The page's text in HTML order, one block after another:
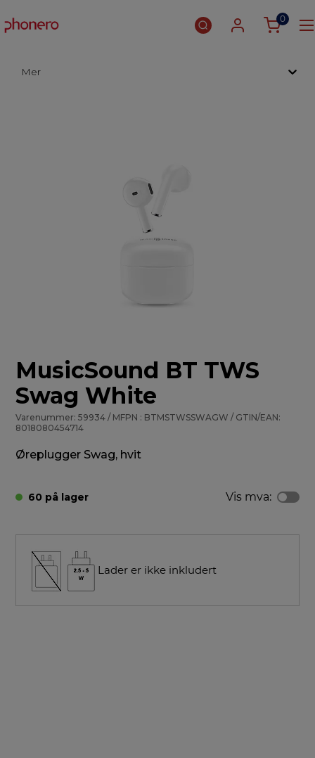
0
Mer
MusicSound BT TWS
Swag White
Varenummer: 59934 / MFPN : BTMSTWSSWAGW / GTIN/EAN:
8018080454714
Øreplugger Swag, hvit
60 på lager Vis mva:
Lader er ikke inkludert